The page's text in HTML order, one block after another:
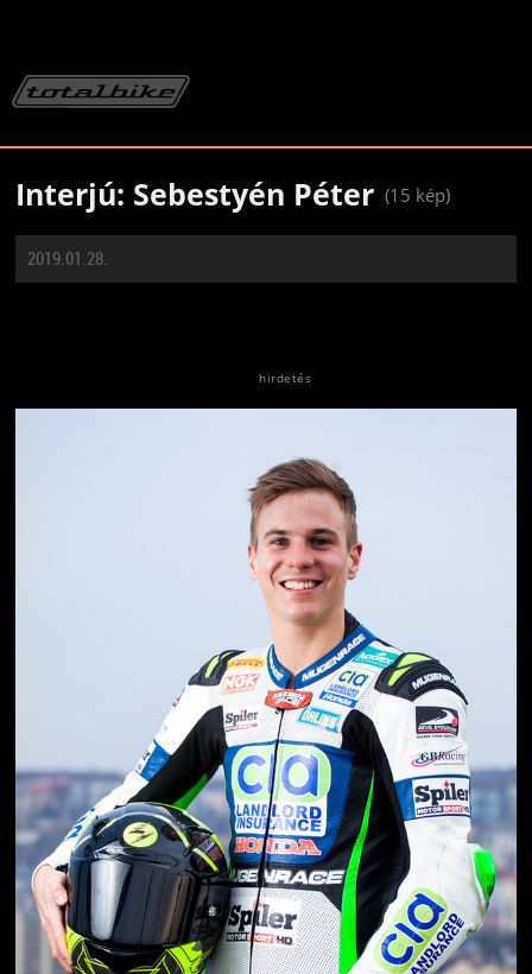
Interjú: Sebestyén Péter (15 kép)
2019.01.28.